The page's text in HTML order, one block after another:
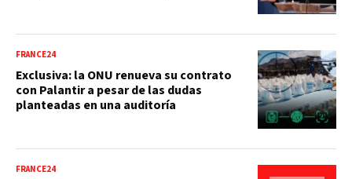
FRANCE24
Exclusiva: la ONU renueva su contrato
con Palantir a pesar de las dudas
planteadas en una auditoría
FRANCE24